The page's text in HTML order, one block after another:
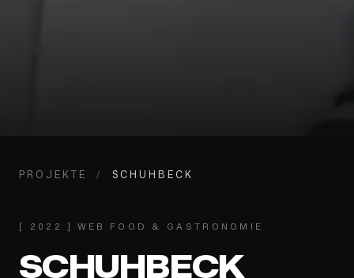
PROJEKTE / SCHUHBECK
[ 2022 ] WEB FOOD & GASTRONOMIE
SCHUHBECK